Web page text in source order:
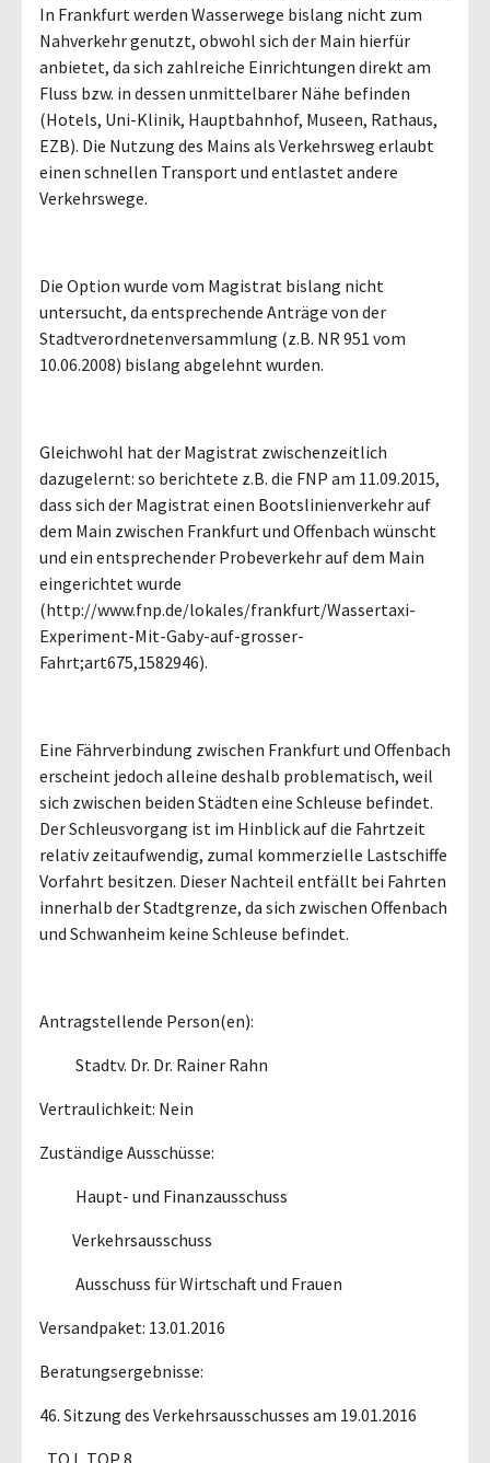
In Frankfurt werden Wasserwege bislang nicht zum
Nahverkehr genutzt, obwohl sich der Main hierfür
anbietet, da sich zahlreiche Einrichtungen direkt am
Fluss bzw. in dessen unmittelbarer Nähe befinden
(Hotels, Uni-Klinik, Hauptbahnhof, Museen, Rathaus,
EZB). Die Nutzung des Mains als Verkehrsweg erlaubt
einen schnellen Transport und entlastet andere
Verkehrswege.
Die Option wurde vom Magistrat bislang nicht
untersucht, da entsprechende Anträge von der
Stadtverordnetenversammlung (z.B. NR 951 vom
10.06.2008) bislang abgelehnt wurden.
Gleichwohl hat der Magistrat zwischenzeitlich
dazugelernt: so berichtete z.B. die FNP am 11.09.2015,
dass sich der Magistrat einen Bootslinienverkehr auf
dem Main zwischen Frankfurt und Offenbach wünscht
und ein entsprechender Probeverkehr auf dem Main
eingerichtet wurde
(http://www.fnp.de/lokales/frankfurt/Wassertaxi-
Experiment-Mit-Gaby-auf-grosser-
Fahrt;art675,1582946).
Eine Fährverbindung zwischen Frankfurt und Offenbach
erscheint jedoch alleine deshalb problematisch, weil
sich zwischen beiden Städten eine Schleuse befindet.
Der Schleusvorgang ist im Hinblick auf die Fahrtzeit
relativ zeitaufwendig, zumal kommerzielle Lastschiffe
Vorfahrt besitzen. Dieser Nachteil entfällt bei Fahrten
innerhalb der Stadtgrenze, da sich zwischen Offenbach
und Schwanheim keine Schleuse befindet.
Antragstellende Person(en):
Stadtv. Dr. Dr. Rainer Rahn
Vertraulichkeit: Nein
Zuständige Ausschüsse:
Haupt- und Finanzausschuss
Verkehrsausschuss
Ausschuss für Wirtschaft und Frauen
Versandpaket: 13.01.2016
Beratungsergebnisse:
46. Sitzung des Verkehrsausschusses am 19.01.2016
, TO I, TOP 8